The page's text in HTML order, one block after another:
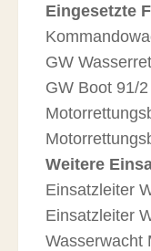
Eingesetzte
GW
GW Boot 91/2
Weitere
Einsatzleiter
Einsatzleiter
Wasserwacht